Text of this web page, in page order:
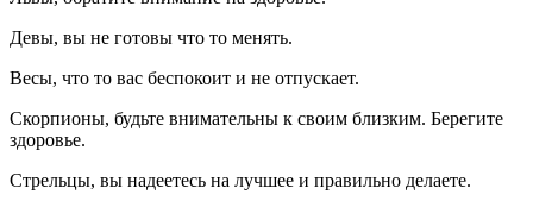
Девы, вы не готовы что то менять.
Весы, что то вас беспокоит и не отпускает.
Скорпионы, будьте внимательны к своим близким. Берегите
здоровье.
Стрельцы, вы надеетесь на лучшее и правильно делаете.